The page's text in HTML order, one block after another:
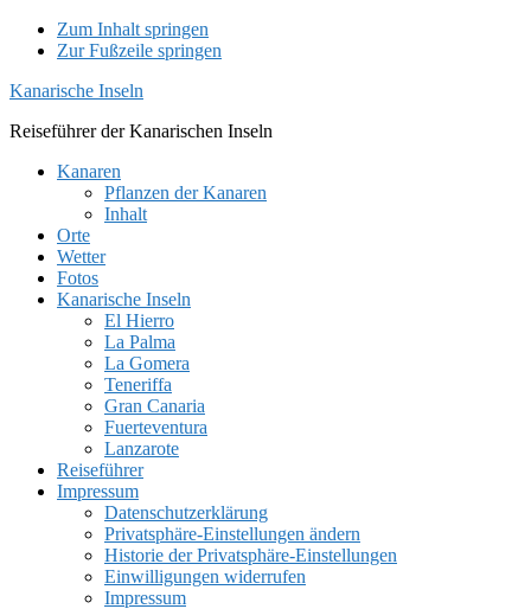
Zum Inhalt springen
Zur Fußzeile springen
Kanarische Inseln
Reiseführer der Kanarischen Inseln
Kanaren
Pflanzen der Kanaren
Inhalt
Orte
Wetter
Fotos
Kanarische Inseln
El Hierro
La Palma
La Gomera
Teneriffa
Gran Canaria
Fuerteventura
Lanzarote
Reiseführer
Impressum
Datenschutzerklärung
Privatsphäre-Einstellungen ändern
Historie der Privatsphäre-Einstellungen
Einwilligungen widerrufen
Impressum